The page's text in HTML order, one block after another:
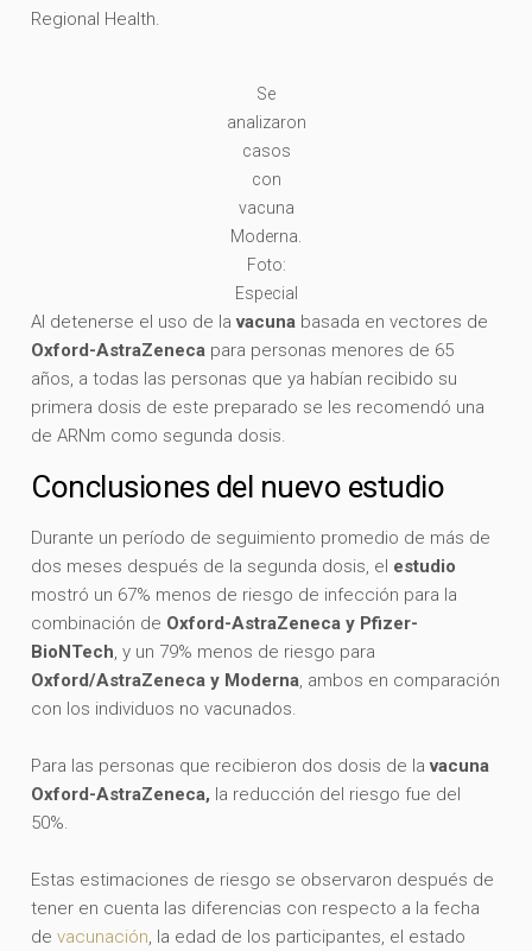
Regional Health.
Se
analizaron
casos
con
vacuna
Moderna.
Foto:
Especial
Al detenerse el uso de lavacuna basada en vectores de
Oxford-AstraZeneca para personas menores de 65
años, a todas las personas que ya habían recibido su
primera dosis de este preparado se les recomendó una
de ARNm como segunda dosis.
Conclusiones del nuevo estudio
Durante un período de seguimiento promedio de más de
dos meses después de la segunda dosis, el estudio
mostró un 67% menos de riesgo de infección para la
combinación de Oxford-AstraZeneca y Pfizer-
BioNTech, y un 79% menos de riesgo para
Oxford/AstraZeneca y Moderna, ambos en comparación
con los individuos no vacunados.
Para las personas que recibieron dos dosis de lavacuna
Oxford-AstraZeneca, la reducción del riesgo fue del
50%.
Estas estimaciones de riesgo se observaron después de
tener en cuenta las diferencias con respecto a la fecha
devacunación, la edad de los participantes, el estado